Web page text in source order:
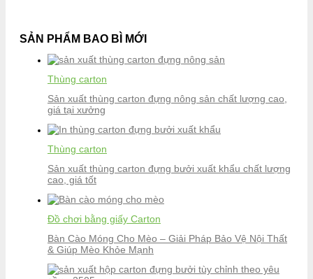
SẢN PHẨM BAO BÌ MỚI
Thùng carton
Sản xuất thùng carton đựng nông sản chất lượng cao,
giá tại xưởng
Thùng carton
Sản xuất thùng carton đựng bưởi xuất khẩu chất lượng
cao, giá tốt
Đồ chơi bằng giấy Carton
Bàn Cào Móng Cho Mèo – Giải Pháp Bảo Vệ Nội Thất
& Giúp Mèo Khỏe Mạnh